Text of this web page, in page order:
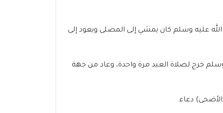
عليه وسلم كان يمشي إلى المصلى ويعود إلى
خرج لصلاة العيد مرة واحدة، وعاد من جهة
دعاء.